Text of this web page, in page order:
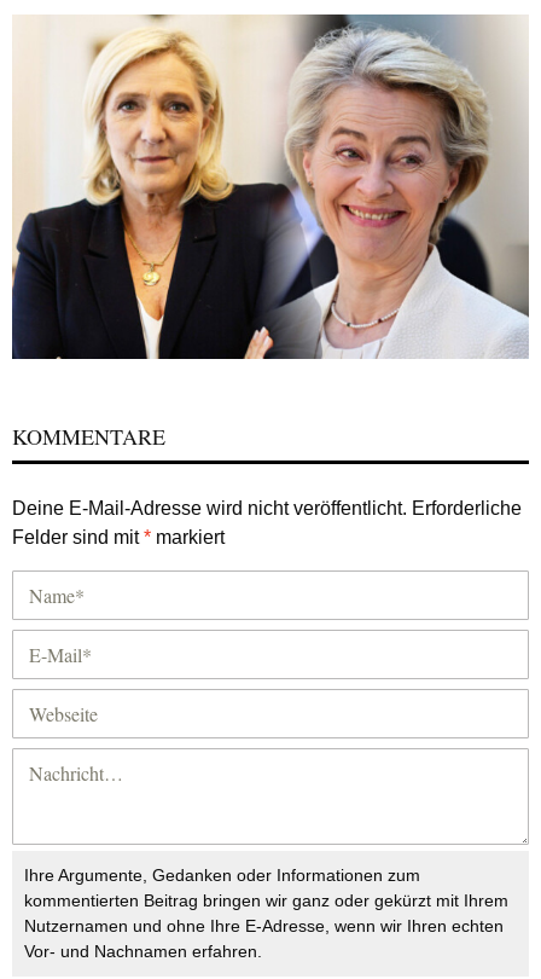
KOMMENTARE
Deine E-Mail-Adresse wird nicht veröffentlicht. Erforderliche
Felder sind mit* markiert
Ihre Argumente, Gedanken oder Informationen zum
kommentierten Beitrag bringen wir ganz oder gekürzt mit Ihrem
Nutzernamen und ohne Ihre E-Adresse, wenn wir Ihren echten
Vor- und Nachnamen erfahren.